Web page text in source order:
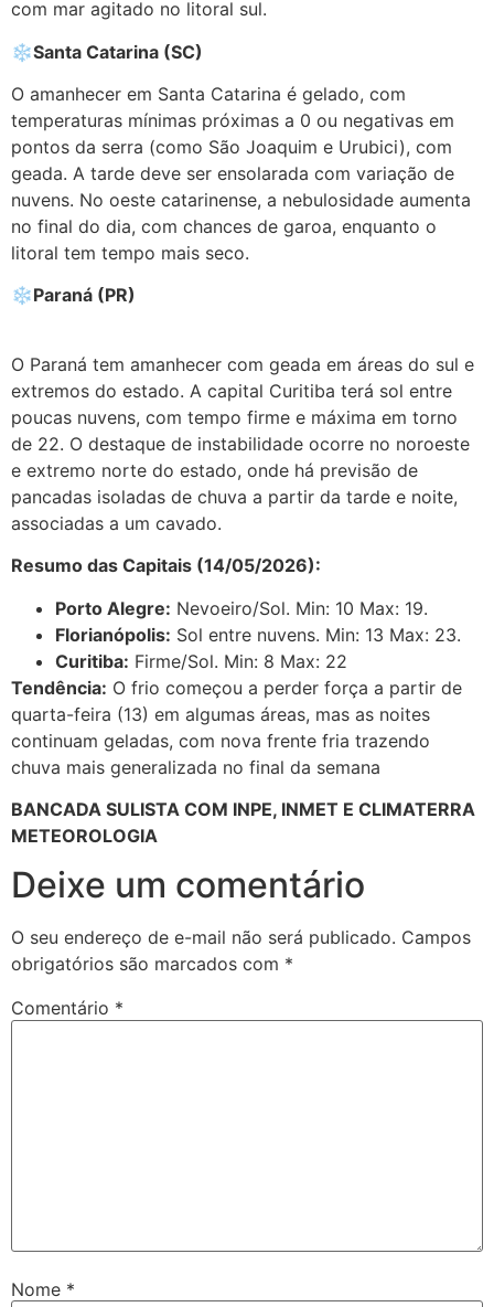
com mar agitado no litoral sul.
❄Santa Catarina (SC)
O amanhecer em Santa Catarina é gelado, com
temperaturas mínimas próximas a 0 ou negativas em
pontos da serra (como São Joaquim e Urubici), com
geada. A tarde deve ser ensolarada com variação de
nuvens. No oeste catarinense, a nebulosidade aumenta
no final do dia, com chances de garoa, enquanto o
litoral tem tempo mais seco.
❄Paraná (PR)
O Paraná tem amanhecer com geada em áreas do sul e
extremos do estado. A capital Curitiba terá sol entre
poucas nuvens, com tempo firme e máxima em torno
de 22. O destaque de instabilidade ocorre no noroeste
e extremo norte do estado, onde há previsão de
pancadas isoladas de chuva a partir da tarde e noite,
associadas a um cavado.
Resumo das Capitais (14/05/2026):
Porto Alegre: Nevoeiro/Sol. Min: 10 Max: 19.
Florianópolis: Sol entre nuvens. Min: 13 Max: 23.
Curitiba: Firme/Sol. Min: 8 Max: 22
Tendência: O frio começou a perder força a partir de
quarta-feira (13) em algumas áreas, mas as noites
continuam geladas, com nova frente fria trazendo
chuva mais generalizada no final da semana
BANCADA SULISTA COM INPE, INMET E CLIMATERRA
METEOROLOGIA
Deixe um comentário
O seu endereço de e-mail não será publicado. Campos
obrigatórios são marcados com *
Comentário *
Nome *